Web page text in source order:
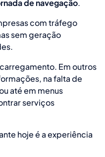
de navegação.
com tráfego
sem geração
Em outros
na falta de
até em menus
serviços
hoje é a experiência